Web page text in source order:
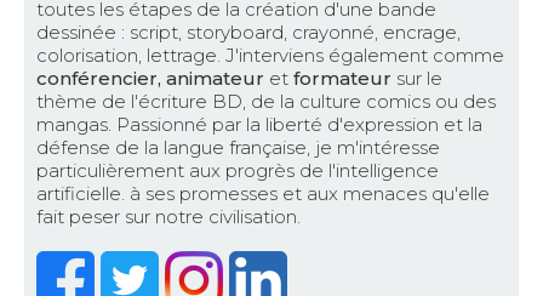
toutes les étapes de la création d'une bande
dessinée : script, storyboard, crayonné, encrage,
colorisation, lettrage. J'interviens également comme
conférencier, animateur et formateur sur le
thème de l'écriture BD, de la culture comics ou des
mangas. Passionné par la liberté d'expression et la
défense de la langue française, je m'intéresse
particulièrement aux progrès de l'intelligence
artificielle. à ses promesses et aux menaces qu'elle
fait peser sur notre civilisation.